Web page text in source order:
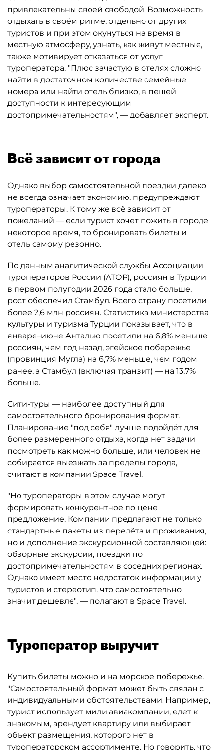
привлекательны своей свободой. Возможность
отдыхать в своём ритме, отдельно от других
туристов и при этом окунуться на время в
местную атмосферу, узнать, как живут местные,
также мотивирует отказаться от услуг
туроператора. "Плюс зачастую в отелях сложно
найти в достаточном количестве семейные
номера или найти отель близко, в пешей
доступности к интересующим
достопримечательностям", — добавляет эксперт.
Всё зависит от города
Однако выбор самостоятельной поездки далеко
не всегда означает экономию, предупреждают
туроператоры. К тому же всё зависит от
пожеланий — если турист хочет пожить в городе
некоторое время, то бронировать билеты и
отель самому резонно.
По данным аналитической службы Ассоциации
туроператоров России (АТОР), россиян в Турции
в первом полугодии 2026 года стало больше,
рост обеспечил Стамбул. Всего страну посетили
более 2,6 млн россиян. Статистика министерства
культуры и туризма Турции показывает, что в
январе–июне Анталью посетили на 6,8% меньше
россиян, чем год назад, эгейское побережье
(провинция Мугла) на 6,7% меньше, чем годом
ранее, а Стамбул (включая транзит) — на 13,7%
больше.
Сити-туры — наиболее доступный для
самостоятельного бронирования формат.
Планирование "под себя" лучше подойдёт для
более размеренного отдыха, когда нет задачи
посмотреть как можно больше, или человек не
собирается выезжать за пределы города,
считают в компании Space Travel.
"Но туроператоры в этом случае могут
формировать конкурентное по цене
предложение. Компании предлагают не только
стандартные пакеты из перелёта и проживания,
но и дополнение экскурсионной составляющей:
обзорные экскурсии, поездки по
достопримечательностям в соседних регионах.
Однако имеет место недостаток информации у
туристов и стереотип, что самостоятельно
значит дешевле", — полагают в Space Travel.
Туроператор выручит
Купить билеты можно и на морское побережье.
"Самостоятельный формат может быть связан с
индивидуальными обстоятельствами. Например,
турист использует мили авиакомпании, едет к
знакомым, арендует квартиру или выбирает
объект размещения, которого нет в
туроператорском ассортименте. Но говорить, что